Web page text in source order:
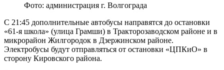
Фото: администрация г. Волгограда
С 21:45 дополнительные автобусы направятся до остановки
«61-я школа» (улица Грамши) в Тракторозаводском районе и в
микрорайон Жилгородок в Дзержинском районе.
Электробусы будут отправляться от остановки «ЦПКиО» в
сторону Кировского района.